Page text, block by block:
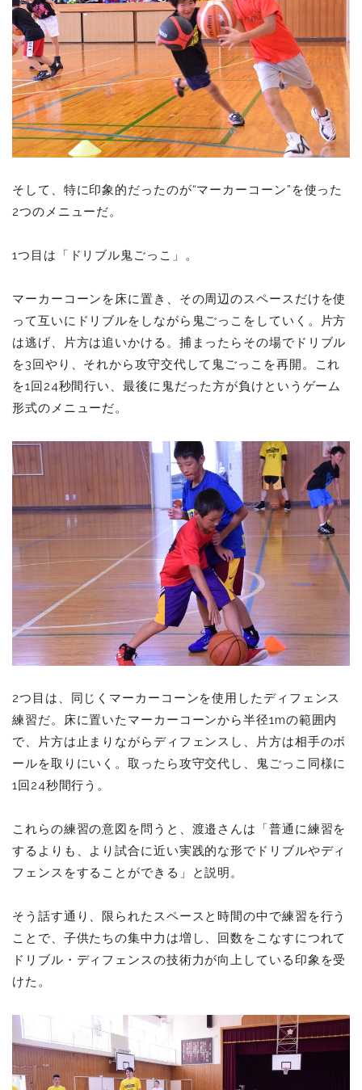
そして、特に印象的だったのが“マーカーコーン”を使った
2つのメニューだ。
1つ目は「ドリブル鬼ごっこ」。
マーカーコーンを床に置き、その周辺のスペースだけを使
って互いにドリブルをしながら鬼ごっこをしていく。片方
は逃げ、片方は追いかける。捕まったらその場でドリブル
を3回やり、それから攻守交代して鬼ごっこを再開。これ
を1回24秒間行い、最後に鬼だった方が負けというゲーム
形式のメニューだ。
2つ目は、同じくマーカーコーンを使用したディフェンス
練習だ。床に置いたマーカーコーンから半径1mの範囲内
で、片方は止まりながらディフェンスし、片方は相手のボ
ールを取りにいく。取ったら攻守交代し、鬼ごっこ同様に
1回24秒間行う。
これらの練習の意図を問うと、渡邉さんは「普通に練習を
するよりも、より試合に近い実践的な形でドリブルやディ
フェンスをすることができる」と説明。
そう話す通り、限られたスペースと時間の中で練習を行う
ことで、子供たちの集中力は増し、回数をこなすにつれて
ドリブル・ディフェンスの技術力が向上している印象を受
けた。